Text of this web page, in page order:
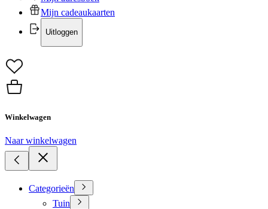
Mijn cadeaukaarten
Uitloggen
Winkelwagen
Naar winkelwagen
Categorieën
Tuin